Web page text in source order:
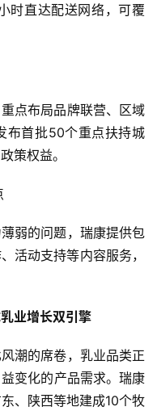
时直达配送网络，可覆
点布局品牌联营、区域
布首批50个重点扶持城
策权益。
弱的问题，瑞康提供包
活动支持等内容服务，
业增长双引擎
潮的席卷，乳业品类正
变化的产品需求。瑞康
、陕西等地建成10个牧